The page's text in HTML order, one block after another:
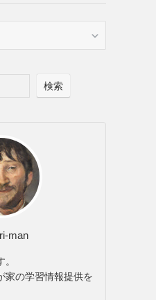
検索
man
家の学習情報提供を